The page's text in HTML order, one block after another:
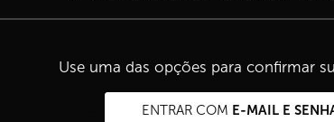
Use uma das opções para confirmar
ENTRAR COM E-MAIL E